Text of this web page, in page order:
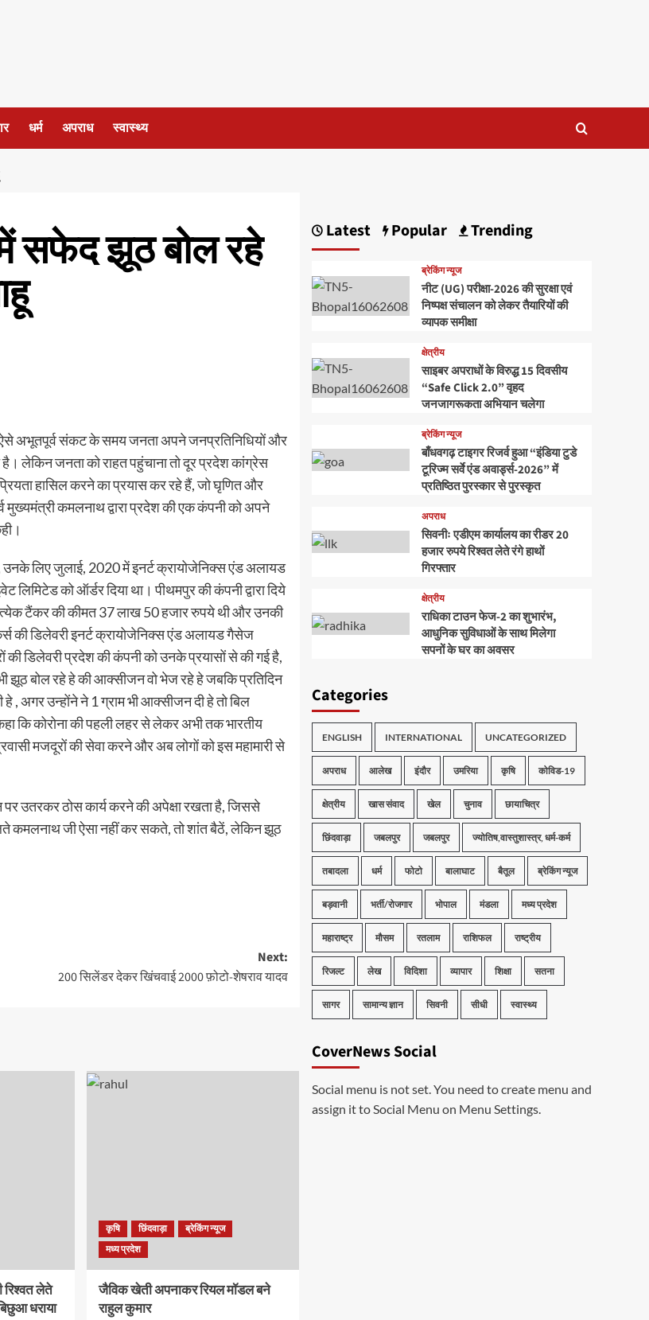
धर्म अपराध स्वास्थ्य
सफेद झूठ बोल रहे
ऐसे अभूतपूर्व संकट के समय जनता अपने जनप्रतिनिधियों और
लेकिन जनता को राहत पहुंचाना तो दूर प्रदेश कांग्रेस
हासिल करने का प्रयास कर रहे हैं, जो घृणित और
मुख्यमंत्री कमलनाथ द्वारा प्रदेश की एक कंपनी को अपने
उनके लिए जुलाई, 2020 में इनर्ट क्रायोजेनिक्स एंड अलायड
लिमिटेड को ऑर्डर दिया था। पीथमपुर की कंपनी द्वारा दिये
टैंकर की कीमत 37 लाख 50 हजार रुपये थी और उनकी
की डिलेवरी इनर्ट क्रायोजेनिक्स एंड अलायड गैसेज
की डिलेवरी प्रदेश की कंपनी को उनके प्रयासों से की गई है,
झूठ बोल रहे हे की आक्सीजन वो भेज रहे हे जबकि प्रतिदिन
, अगर उन्होंने ने 1 ग्राम भी आक्सीजन दी हे तो बिल
कि कोरोना की पहली लहर से लेकर अभी तक भारतीय
मजदूरों की सेवा करने और अब लोगों को इस महामारी से
उतरकर ठोस कार्य करने की अपेक्षा रखता है, जिससे
कमलनाथ जी ऐसा नहीं कर सकते, तो शांत बैठें, लेकिन झूठ
Next:
200 सिलेंडर देकर खिंचवाई 2000 फ़ोटो-शेषराव यादव
रिश्वत लेते
धराया
कृषि छिंदवाड़ा
ब्रेकिंग न्यूज
मध्य प्रदेश
जैविक खेती अपनाकर रियल मॉडल बने
राहुल कुमार
Latest Popular Trending
ब्रेकिंग न्यूज
नीट (UG) परीक्षा-2026 की सुरक्षा एवं
निष्पक्ष संचालन को लेकर तैयारियों की
व्यापक समीक्षा
क्षेत्रीय
साइबर अपराधों के विरुद्ध 15 दिवसीय
“Safe Click 2.0” वृहद
जनजागरूकता अभियान चलेगा
ब्रेकिंग न्यूज
बाँधवगढ़ टाइगर रिजर्व हुआ “इंडिया टुडे
टूरिज्म सर्वे एंड अवार्ड्स-2026” में
प्रतिष्ठित पुरस्कार से पुरस्कृत
अपराध
सिवनीः एडीएम कार्यालय का रीडर 20
हजार रुपये रिश्वत लेते रंगे हाथों
गिरफ्तार
क्षेत्रीय
राधिका टाउन फेज-2 का शुभारंभ,
आधुनिक सुविधाओं के साथ मिलेगा
सपनों के घर का अवसर
Categories
ENGLISH INTERNATIONAL UNCATEGORIZED
अपराध आलेख इंदौर उमरिया कृषि कोविड-19
क्षेत्रीय खास संवाद खेल चुनाव छायाचित्र
छिंदवाड़ा जबलपुर जबलपुर ज्योतिष,वास्तुशास्त्र, धर्म-कर्म
तबादला धर्म फोटो बालाघाट बैतूल ब्रेकिंग न्यूज
बड़वानी भर्ती/रोजगार भोपाल मंडला मध्य प्रदेश
महाराष्ट्र मौसम रतलाम राशिफल राष्ट्रीय
रिजल्ट लेख विदिशा व्यापार शिक्षा सतना
सागर सामान्य ज्ञान सिवनी सीधी स्वास्थ्य
CoverNews Social
Social menu is not set. You need to create menu and
assign it to Social Menu on Menu Settings.